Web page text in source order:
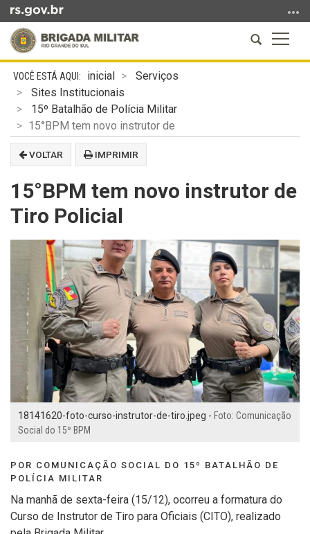
para
conteúdo
para
menu
para
busca
a
Abrir
a
Início
conteúdo
inicial
Serviços
Sites Institucionais
15º Batalhão de Polícia Militar
15°BPM tem novo instrutor de
VOLTAR IMPRIMIR
15°BPM tem novo instrutor de
Tiro Policial
18141620-foto-curso-instrutor-de-tiro.jpeg - Foto: Comunicação
Social do 15º BPM
POR COMUNICAÇÃO SOCIAL DO 15º BATALHÃO DE
POLÍCIA MILITAR
Na manhã de sexta-feira (15/12), ocorreu a formatura do
Curso de Instrutor de Tiro para Oficiais (CITO), realizado